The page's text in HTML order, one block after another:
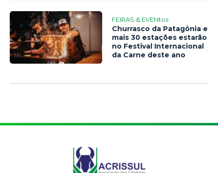
FEIRAS & EVENtos
Churrasco da Patagônia e
mais 30 estações estarão
no Festival Internacional
da Carne deste ano